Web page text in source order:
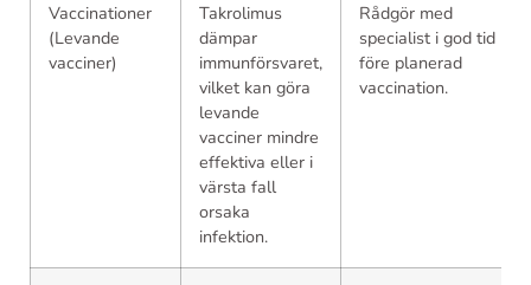
Vaccinationer
(Levande
vacciner)
Takrolimus
dämpar
immunförsvaret,
vilket kan göra
levande
vacciner mindre
effektiva eller i
värsta fall
orsaka
infektion.
Rådgör med
specialist i god tid
före planerad
vaccination.